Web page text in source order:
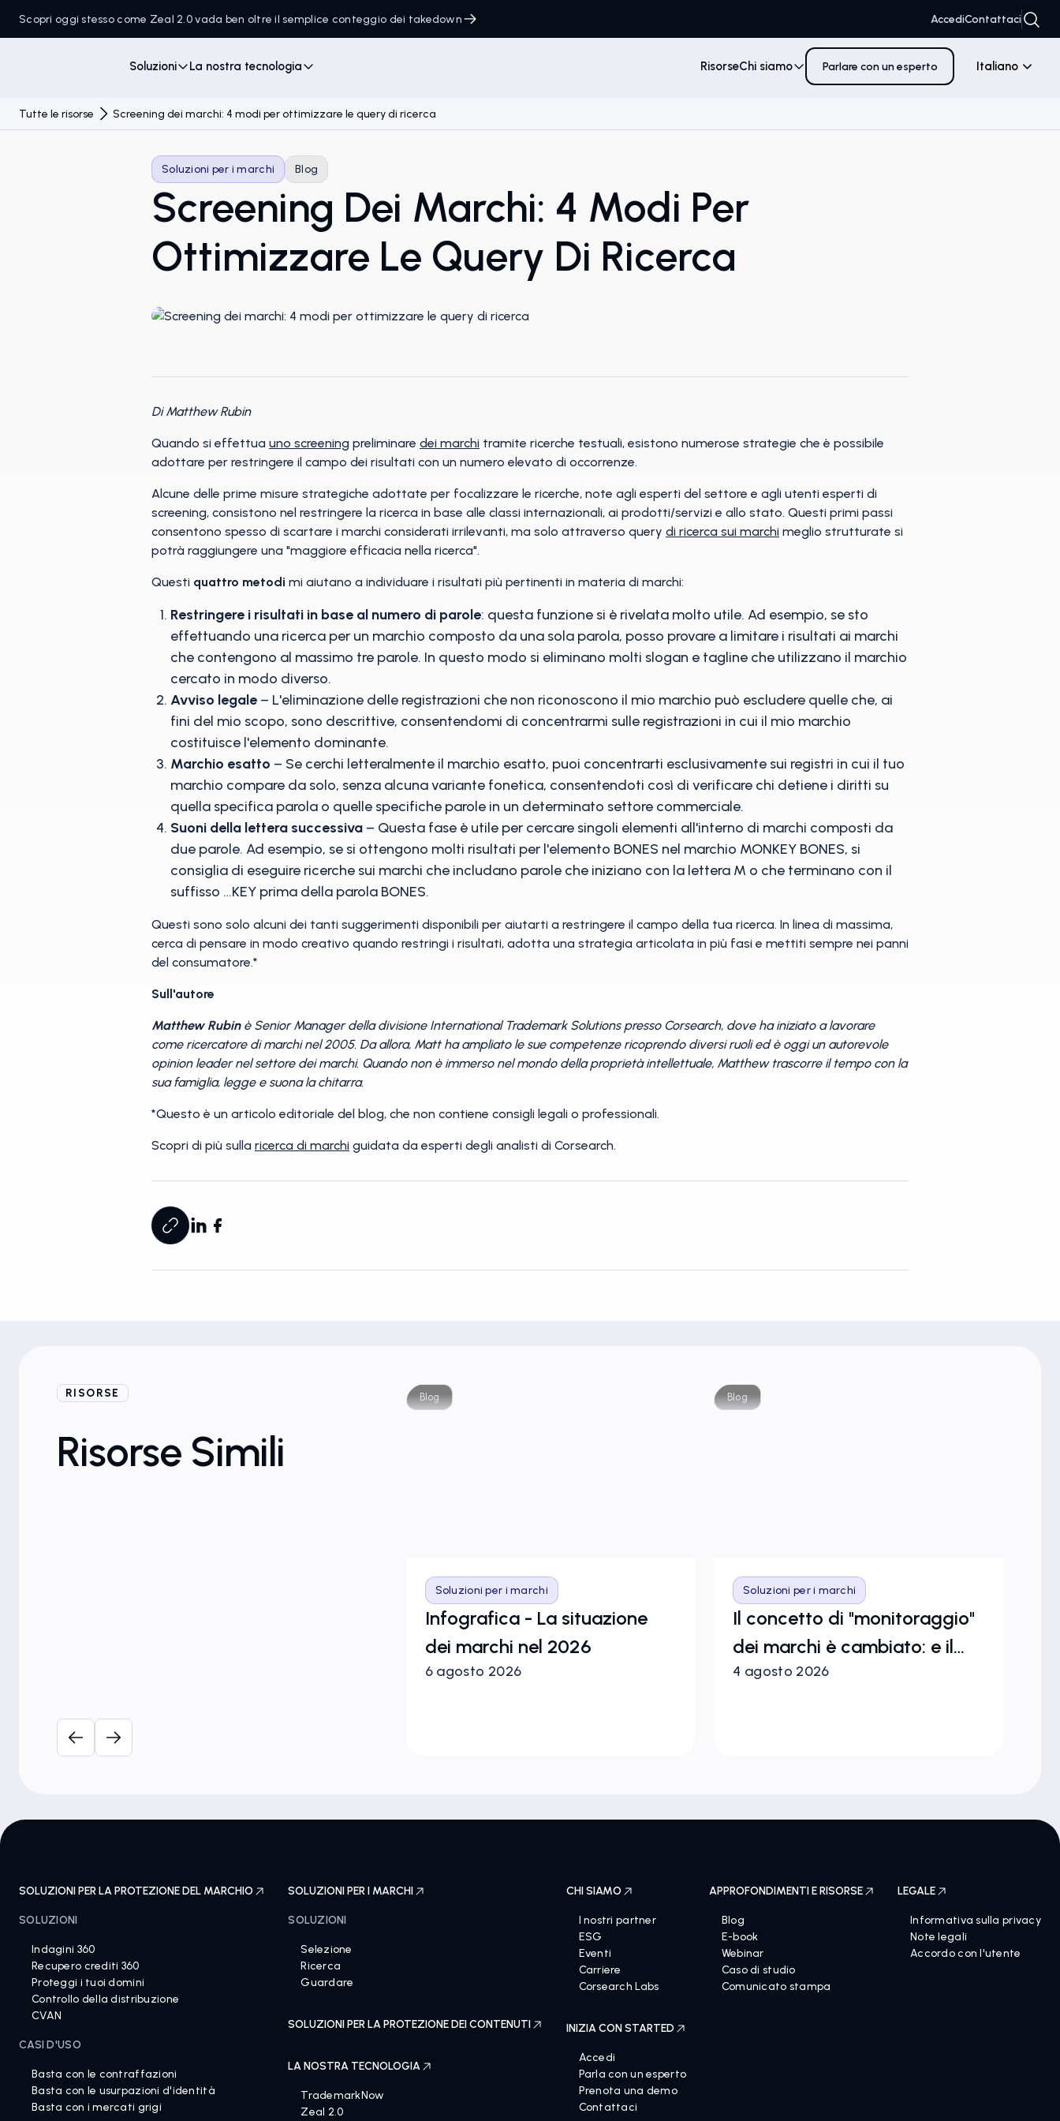
Scopri oggi stesso come Zeal 2.0 vada ben oltre il semplice conteggio dei takedown AccediContattaci
Soluzioni La nostra tecnologia RisorseChi siamo Parlare con un esperto Italiano
Tutte le risorse Screening dei marchi: 4 modi per ottimizzare le query di ricerca
Soluzioni per i marchi Blog
Screening Dei Marchi: 4 Modi Per
Ottimizzare Le Query Di Ricerca
Di Matthew Rubin
Quando si effettua uno screening preliminare dei marchi tramite ricerche testuali, esistono numerose strategie che è possibile
adottare per restringere il campo dei risultati con un numero elevato di occorrenze.
Alcune delle prime misure strategiche adottate per focalizzare le ricerche, note agli esperti del settore e agli utenti esperti di
screening, consistono nel restringere la ricerca in base alle classi internazionali, ai prodotti/servizi e allo stato. Questi primi passi
consentono spesso di scartare i marchi considerati irrilevanti, ma solo attraverso query di ricerca sui marchi meglio strutturate si
potrà raggiungere una "maggiore efficacia nella ricerca".
Questi quattro metodi mi aiutano a individuare i risultati più pertinenti in materia di marchi:
Restringere i risultati in base al numero di parole: questa funzione si è rivelata molto utile. Ad esempio, se sto
effettuando una ricerca per un marchio composto da una sola parola, posso provare a limitare i risultati ai marchi
che contengono al massimo tre parole. In questo modo si eliminano molti slogan e tagline che utilizzano il marchio
cercato in modo diverso.
Avviso legale – L'eliminazione delle registrazioni che non riconoscono il mio marchio può escludere quelle che, ai
fini del mio scopo, sono descrittive, consentendomi di concentrarmi sulle registrazioni in cui il mio marchio
costituisce l'elemento dominante.
Marchio esatto – Se cerchi letteralmente il marchio esatto, puoi concentrarti esclusivamente sui registri in cui il tuo
marchio compare da solo, senza alcuna variante fonetica, consentendoti così di verificare chi detiene i diritti su
quella specifica parola o quelle specifiche parole in un determinato settore commerciale.
Suoni della lettera successiva – Questa fase è utile per cercare singoli elementi all'interno di marchi composti da
due parole. Ad esempio, se si ottengono molti risultati per l'elemento BONES nel marchio MONKEY BONES, si
consiglia di eseguire ricerche sui marchi che includano parole che iniziano con la lettera M o che terminano con il
suffisso …KEY prima della parola BONES.
Questi sono solo alcuni dei tanti suggerimenti disponibili per aiutarti a restringere il campo della tua ricerca. In linea di massima,
cerca di pensare in modo creativo quando restringi i risultati, adotta una strategia articolata in più fasi e mettiti sempre nei panni
del consumatore.*
Sull'autore
Matthew Rubinè Senior Manager della divisione International Trademark Solutions presso Corsearch, dove ha iniziato a lavorare
come ricercatore di marchi nel 2005. Da allora, Matt ha ampliato le sue competenze ricoprendo diversi ruoli ed è oggi un autorevole
opinion leader nel settore dei marchi. Quando non è immerso nel mondo della proprietà intellettuale, Matthew trascorre il tempo con la
sua famiglia, legge e suona la chitarra.
*Questo è un articolo editoriale del blog, che non contiene consigli legali o professionali.
Scopri di più sulla ricerca di marchi guidata da esperti degli analisti di Corsearch.
RISORSE
Risorse Simili
Blog Blog
Soluzioni per i marchi
Infografica - La situazione
dei marchi nel 2026
6 agosto 2026
Blog
Soluzioni per i marchi
Il concetto di "monitoraggio"
dei marchi è cambiato: e il
tuo flusso di lavoro?
4 agosto 2026
SOLUZIONI PER LA PROTEZIONE DEL MARCHIO
SOLUZIONI
Indagini 360
Recupero crediti 360
Proteggi i tuoi domini
Controllo della distribuzione
CVAN
CASI D'USO
Basta con le contraffazioni
Basta con le usurpazioni d'identità
Basta con i mercati grigi
SOLUZIONI PER I MARCHI
SOLUZIONI
Selezione
Ricerca
Guardare
SOLUZIONI PER LA PROTEZIONE DEI CONTENUTI
LA NOSTRA TECNOLOGIA
TrademarkNow
Zeal 2.0
CHI SIAMO
I nostri partner
ESG
Eventi
Carriere
Corsearch Labs
INIZIA CON STARTED
Accedi
Parla con un esperto
Prenota una demo
Contattaci
APPROFONDIMENTI E RISORSE
Blog
E-book
Webinar
Caso di studio
Comunicato stampa
LEGALE
Informativa sulla privacy
Note legali
Accordo con l'utente